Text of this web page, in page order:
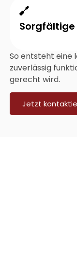
So entsteht eine
zuverlässig
gerecht wird.
Jetzt